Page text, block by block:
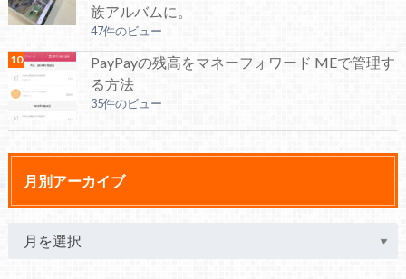
族アルバムに。
47件のビュー
PayPayの残高をマネーフォワード MEで管理す
る方法
35件のビュー
月別アーカイブ